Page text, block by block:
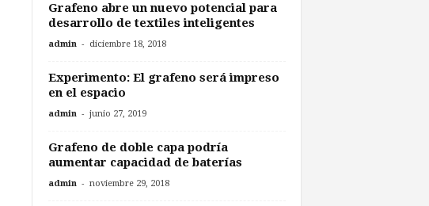
Grafeno abre un nuevo potencial para
desarrollo de textiles inteligentes
admin - diciembre 18, 2018
Experimento: El grafeno será impreso
en el espacio
admin - junio 27, 2019
Grafeno de doble capa podría
aumentar capacidad de baterías
admin - noviembre 29, 2018